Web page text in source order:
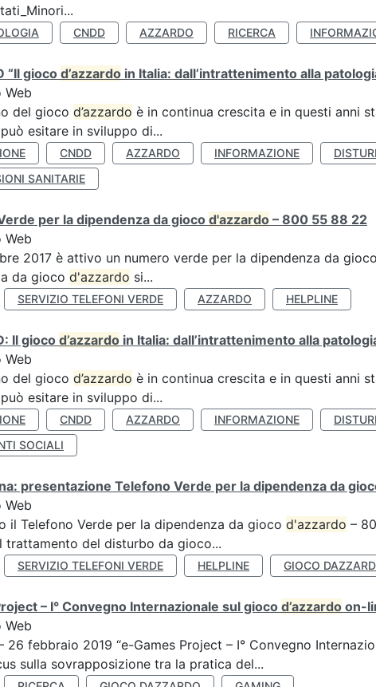
CNDD AZZARDO RICERCA
“Il giocod’azzardo in Italia: dall’intrattenimento alla
Web
del gioco d’azzardo è in continua crescita e in questi anni
può esitare in sviluppo di...
CNDD AZZARDO INFORMAZIONE
SANITARIE
per la dipendenza da gioco d'azzardo – 800 55 88 22
Web
2017 è attivo un numero verde per la dipendenza da gioco
da gioco d'azzardo si...
SERVIZIO TELEFONI VERDE AZZARDO HELPLINE
Il gioco d’azzardo in Italia: dall’intrattenimento alla
Web
del gioco d’azzardo è in continua crescita e in questi anni
può esitare in sviluppo di...
CNDD AZZARDO INFORMAZIONE
SOCIALI
presentazione Telefono Verde per la dipendenza da
Web
il Telefono Verde per la dipendenza da gioco d'azzardo –
trattamento del disturbo da gioco...
SERVIZIO TELEFONI VERDE HELPLINE GIOCO
– I° Convegno Internazionale sul gioco d’azzardo on-
Web
26 febbraio 2019 “e-Games Project – I° Convegno
sulla sovrapposizione tra la pratica del...